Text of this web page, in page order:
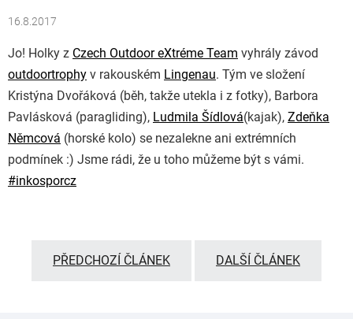
16.8.2017
Jo! Holky z Czech Outdoor eXtréme Team vyhrály závod
outdoortrophy v rakouském Lingenau. Tým ve složení
Kristýna Dvořáková (běh, takže utekla i z fotky), Barbora
Pavlásková (paragliding), Ludmila Šídlová(kajak), Zdeňka
Němcová (horské kolo) se nezalekne ani extrémních
podmínek :) Jsme rádi, že u toho můžeme být s vámi.
#inkosporcz
PŘEDCHOZÍ ČLÁNEK DALŠÍ ČLÁNEK